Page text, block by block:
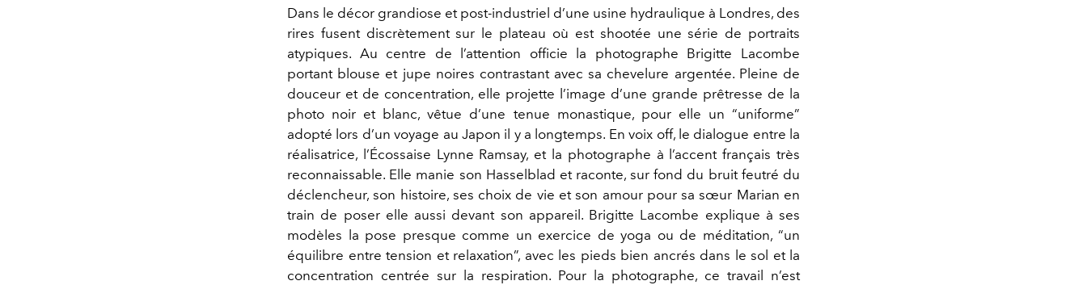
Dans le décor grandiose et post-industriel d’une usine hydraulique à Londres, des
rires fusent discrètement sur le plateau où est shootée une série de portraits
atypiques. Au centre de l’attention officie la photographe Brigitte Lacombe
portant blouse et jupe noires contrastant avec sa chevelure argentée. Pleine de
douceur et de concentration, elle projette l’image d’une grande prêtresse de la
photo noir et blanc, vêtue d’une tenue monastique, pour elle un “uniforme”
adopté lors d’un voyage au Japon il y a longtemps. En voix off, le dialogue entre la
réalisatrice, l’Écossaise Lynne Ramsay, et la photographe à l’accent français très
reconnaissable. Elle manie son Hasselblad et raconte, sur fond du bruit feutré du
déclencheur, son histoire, ses choix de vie et son amour pour sa sœur Marian en
train de poser elle aussi devant son appareil. Brigitte Lacombe explique à ses
modèles la pose presque comme un exercice de yoga ou de méditation, “un
équilibre entre tension et relaxation”, avec les pieds bien ancrés dans le sol et la
concentration centrée sur la respiration. Pour la photographe, ce travail n’est